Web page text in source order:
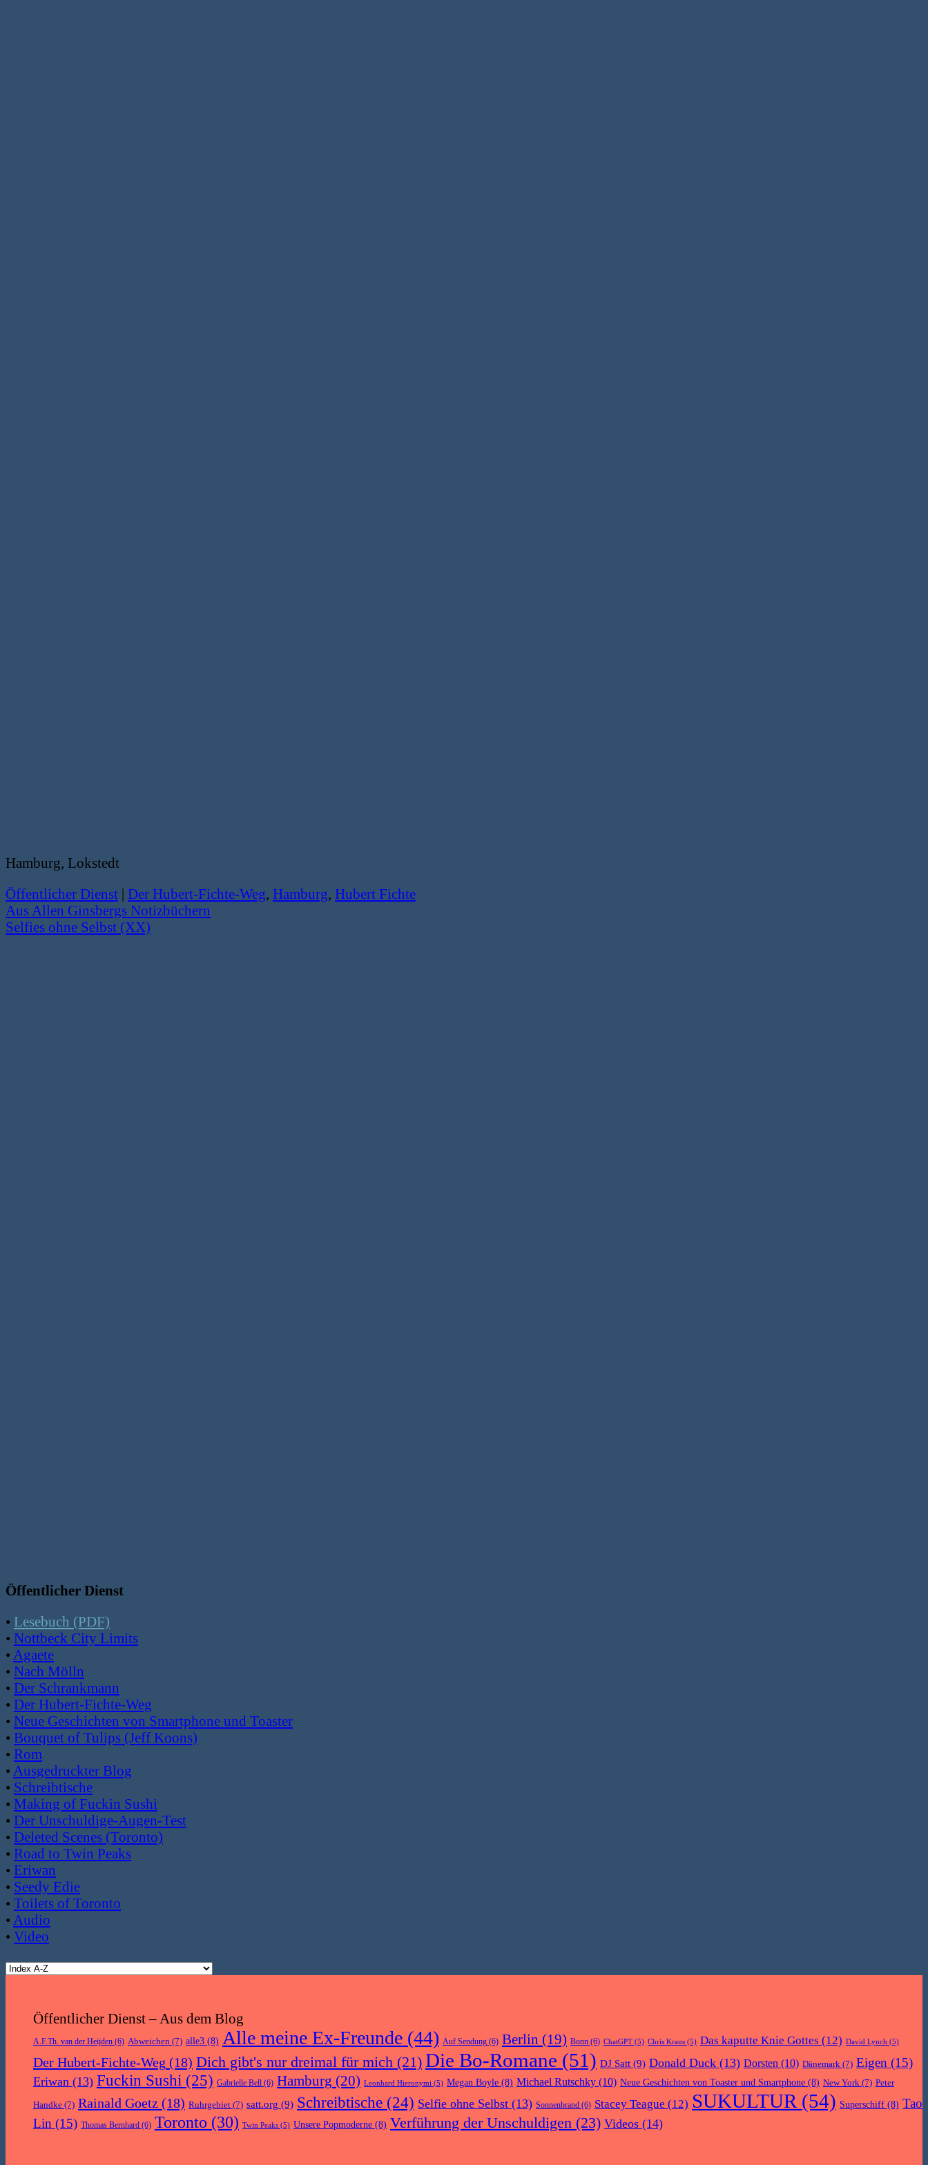
Hamburg, Lokstedt
Öffentlicher Dienst | Der Hubert-Fichte-Weg, Hamburg, Hubert Fichte
Aus Allen Ginsbergs Notizbüchern
Selfies ohne Selbst (XX)
Öffentlicher Dienst
• Lesebuch (PDF)
• Nottbeck City Limits
• Agaete
• Nach Mölln
• Der Schrankmann
• Der Hubert-Fichte-Weg
• Neue Geschichten von Smartphone und Toaster
• Bouquet of Tulips (Jeff Koons)
• Rom
• Ausgedruckter Blog
• Schreibtische
• Making of Fuckin Sushi
• Der Unschuldige-Augen-Test
• Deleted Scenes (Toronto)
• Road to Twin Peaks
• Eriwan
• Seedy Edie
• Toilets of Toronto
• Audio
• Video
Öffentlicher Dienst – Aus dem Blog
A.F.Th. van der Heijden (6) Abweichen (7) alle3 (8) Alle meine Ex-Freunde (44) Auf Sendung (6) Berlin (19) Bonn (6) ChatGPT (5) Chris Kraus (5) Das kaputte Knie Gottes (12) David Lynch (5)
Der Hubert-Fichte-Weg (18) Dich gibt's nur dreimal für mich (21) Die Bo-Romane (51) DJ Satt (9) Donald Duck (13) Dorsten (10) Dänemark (7) Eigen (15)
Eriwan (13) Fuckin Sushi (25) Gabrielle Bell (6) Hamburg (20) Leonhard Hieronymi (5) Megan Boyle (8) Michael Rutschky (10) Neue Geschichten von Toaster und Smartphone (8) New York (7) Peter
Handke (7) Rainald Goetz (18) Ruhrgebiet (7) satt.org (9) Schreibtische (24) Selfie ohne Selbst (13) Sonnenbrand (6) Stacey Teague (12) SUKULTUR (54) Superschiff (8) Tao
Lin (15) Thomas Bernhard (6) Toronto (30) Twin Peaks (5) Unsere Popmoderne (8) Verführung der Unschuldigen (23) Videos (14)